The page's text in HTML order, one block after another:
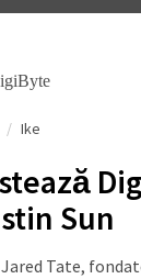
/ Ike
Sun
Tate,